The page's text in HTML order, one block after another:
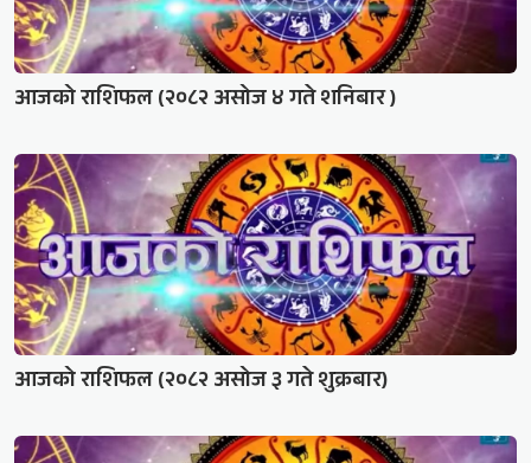
आजको राशिफल (२०८२ असोज ४ गते शनिबार )
आजको राशिफल (२०८२ असोज ३ गते शुक्रबार)